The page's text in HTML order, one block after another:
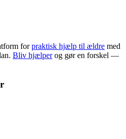
forpraktisk hjælp til ældre med
Bliv hjælperog gør en forskel —